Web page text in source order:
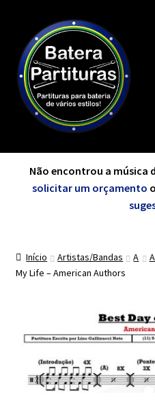
para
navegação
para
o
conteúdo
Cursos
Grátis
Não encontrou a música
solicitar um orçamento
Início Artistas/Bandas A
My Life – American Authors